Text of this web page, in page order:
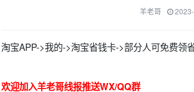
羊老哥
淘宝APP->我的->淘宝省钱卡->部分人可免费领
欢迎加入羊老哥线报推送WX/QQ群